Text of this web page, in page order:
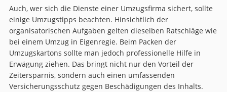
Auch, wer sich die Dienste einer Umzugsfirma sichert, sollte
einige Umzugstipps beachten. Hinsichtlich der
organisatorischen Aufgaben gelten dieselben Ratschläge wie
bei einem Umzug in Eigenregie. Beim Packen der
Umzugskartons sollte man jedoch professionelle Hilfe in
Erwägung ziehen. Das bringt nicht nur den Vorteil der
Zeitersparnis, sondern auch einen umfassenden
Versicherungsschutz gegen Beschädigungen des Inhalts.